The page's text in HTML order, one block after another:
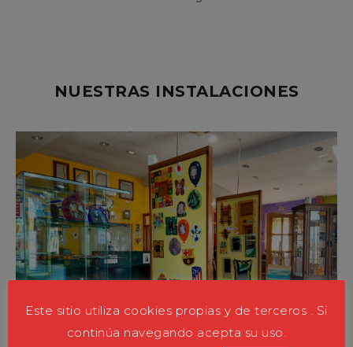
NUESTRAS INSTALACIONES
Este sitio utiliza cookies propias y de terceros . Si
continúa navegando acepta su uso.